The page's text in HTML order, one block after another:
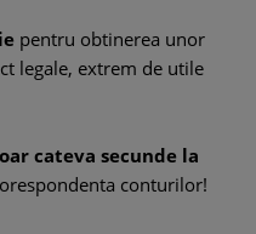
pentru obtinerea unor
legale, extrem de utile
cateva secunde la
conturilor!